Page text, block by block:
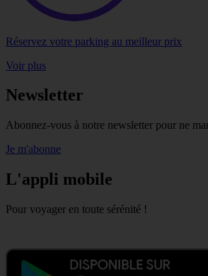
Réservez votre parking au meilleur prix
Voir plus
Newsletter
Abonnez-vous à notre newsletter pour ne
Je m'abonne
L'appli mobile
Pour voyager en toute sérénité !